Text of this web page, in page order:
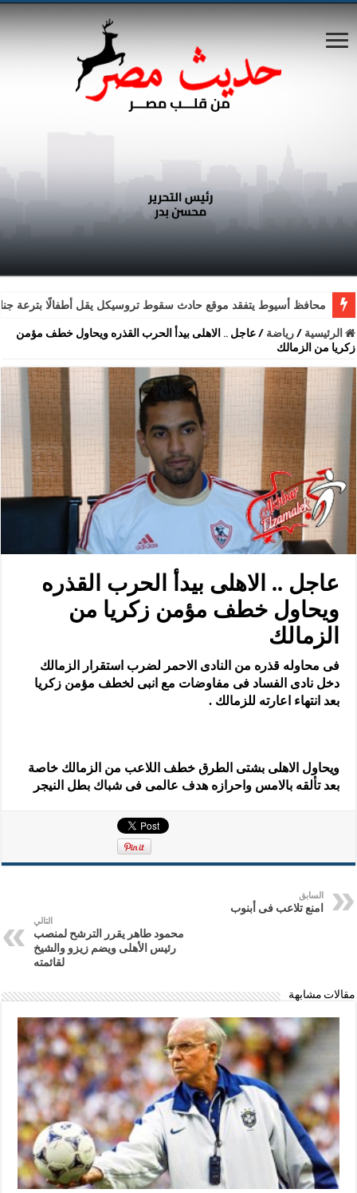
محافظ أسيوط يتفقد موقع حادث سقوط تروسيكل يقل أطفالًا بترعة
الرئيسية /رياضة /عاجل .. الاهلى بيدأ الحرب القذره ويحاول خطف مؤمن
زكريا من الزمالك
عاجل .. الاهلى بيدأ الحرب القذره
ويحاول خطف مؤمن زكريا من
الزمالك
فى محاوله قذره من النادى الاحمر لضرب استقرار الزمالك
دخل نادى الفساد فى مفاوضات مع انبى لخطف مؤمن زكريا
بعد انتهاء اعارته للزمالك .
ويحاول الاهلى بشتى الطرق خطف اللاعب من الزمالك خاصة
بعد تألقه بالامس واحرازه هدف عالمى فى شباك بطل النيجر
السابق
امنع تلاعب فى أبنوب
التالي
محمود طاهر يقرر الترشح لمنصب
رئيس الأهلى ويضم زيزو والشيخ
لقائمته
مقالات مشابهة